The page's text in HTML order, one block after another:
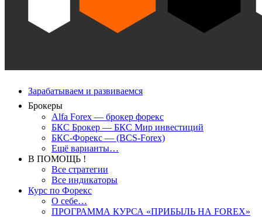
Зарабатываем и развиваемся
Брокеры
Alfa Forex — брокер форекс
БКС Брокер — БКС Мир инвестиций
БКС-Форекс — (BCS-Forex)
Ещё варианты…
В ПОМОЩЬ !
Все стратегии
Все индикаторы
Курс по Форекс
О себе…
ПРОГРАММА КУРСА «ПРИБЫЛЬ НА FOREX»